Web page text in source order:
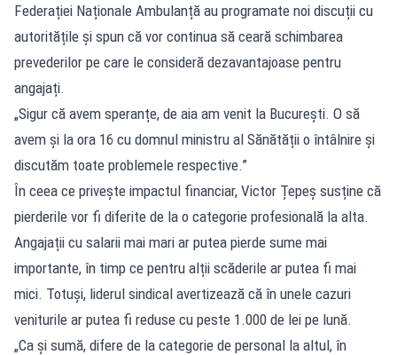
Federației Naționale Ambulanță au programate noi discuții cu
autoritățile și spun că vor continua să ceară schimbarea
prevederilor pe care le consideră dezavantajoase pentru
angajați.
„Sigur că avem speranțe, de aia am venit la București. O să
avem și la ora 16 cu domnul ministru al Sănătății o întâlnire și
discutăm toate problemele respective.”
În ceea ce privește impactul financiar, Victor Țepeș susține că
pierderile vor fi diferite de la o categorie profesională la alta.
Angajații cu salarii mai mari ar putea pierde sume mai
importante, în timp ce pentru alții scăderile ar putea fi mai
mici. Totuși, liderul sindical avertizează că în unele cazuri
veniturile ar putea fi reduse cu peste 1.000 de lei pe lună.
„Ca și sumă, difere de la categorie de personal la altul, în